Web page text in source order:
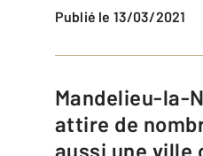
Publié le 13/03/2021
Mandelieu-la-Napoule est une ville du département des Alpes-Maritimes qui
attire de
aussi une ville